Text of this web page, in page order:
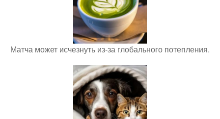
Матча может исчезнуть из-за глобального потепления.